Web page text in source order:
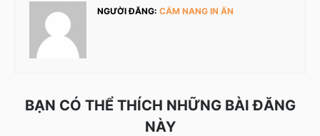
NGƯỜI ĐĂNG: CẨM NANG IN ẤN
BẠN CÓ THỂ THÍCH NHỮNG BÀI ĐĂNG
NÀY